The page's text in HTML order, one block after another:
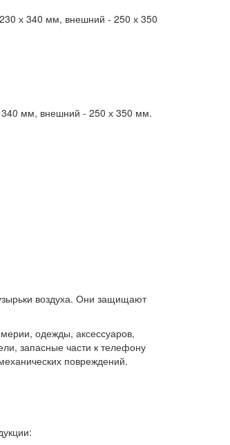
х 340 мм, внешний - 250 х 350
340 мм, внешний - 250 х 350 мм.
воздуха. Они защищают
одежды, аксессуаров,
запасные части к телефону
повреждений.